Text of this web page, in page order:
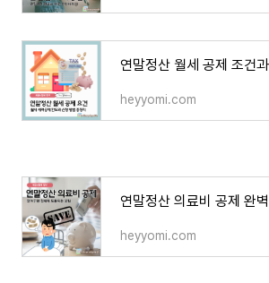
heyyomi.com
heyyomi.com